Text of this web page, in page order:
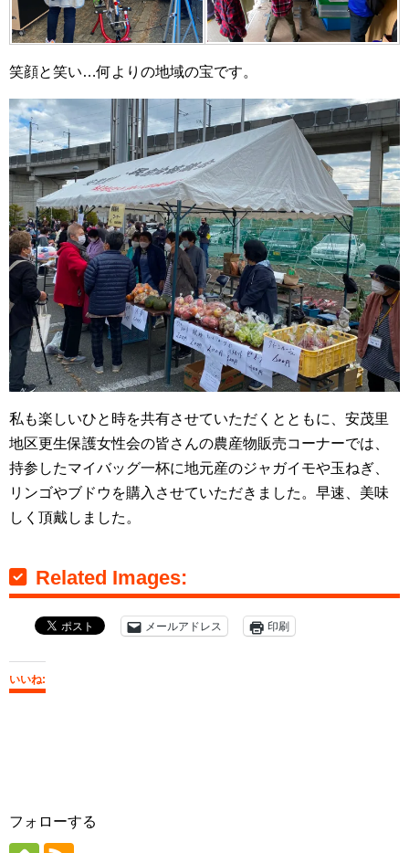
笑顔と笑い…何よりの地域の宝です。
私も楽しいひと時を共有させていただくとともに、安茂里
地区更生保護女性会の皆さんの農産物販売コーナーでは、
持参したマイバッグ一杯に地元産のジャガイモや玉ねぎ、
リンゴやブドウを購入させていただきました。早速、美味
しく頂戴しました。
Related Images:
メールアドレス 印刷
いいね:
フォローする